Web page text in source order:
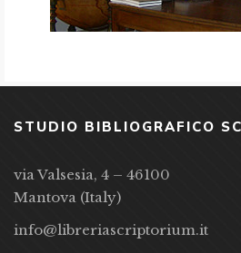
STUDIO BIBLIOGRAFICO
via Valsesia, 4 – 46100
Mantova (Italy)
info@libreriascriptorium.it